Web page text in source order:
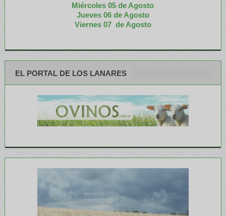
Miércoles 05 de Agosto
Jueves 06 de Agosto
Viernes 07 de Agosto
EL PORTAL DE LOS LANARES